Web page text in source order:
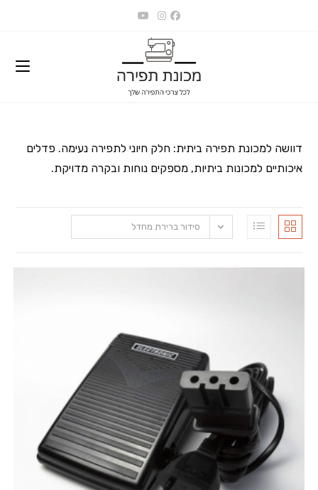
דוושה למכונת תפירה ביתית: חלק חיוני לתפירה נעימה. פדלים
איכותיים למכונות ביתיות, מספקים נוחות ובקרה מדויקת.
סידור ברירת מחדל